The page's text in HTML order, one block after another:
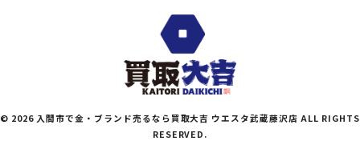
© 2026 入間市で金・ブランド売るなら買取大吉 ウエスタ武蔵藤沢店 ALL RIGHTS
RESERVED.